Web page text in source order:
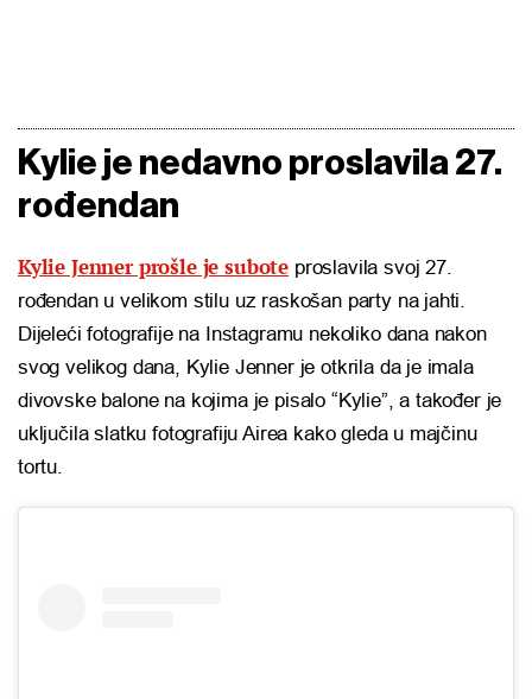
Kylie je nedavno proslavila 27.
rođendan
Kylie Jenner prošle je subote proslavila svoj 27.
rođendan u velikom stilu uz raskošan party na jahti.
Dijeleći fotografije na Instagramu nekoliko dana nakon
svog velikog dana, Kylie Jenner je otkrila da je imala
divovske balone na kojima je pisalo “Kylie”, a također je
uključila slatku fotografiju Airea kako gleda u majčinu
tortu.